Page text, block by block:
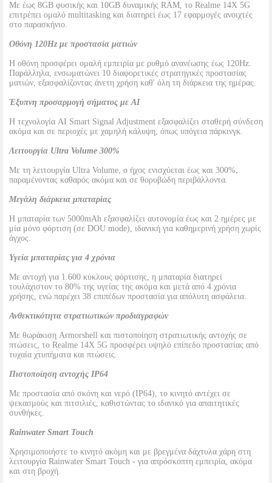
Με έως 8GB φυσικής και 10GB δυναμικής RAM, το Realme 14X 5G
επιτρέπει ομαλό multitasking και διατηρεί έως 17 εφαρμογές ανοιχτές
στο παρασκήνιο.
Οθόνη 120Hz με προστασία ματιών
Η οθόνη προσφέρει ομαλή εμπειρία με ρυθμό ανανέωσης έως 120Hz.
Παράλληλα, ενσωματώνει 10 διαφορετικές στρατηγικές προστασίας
ματιών, εξασφαλίζοντας άνετη χρήση καθ' όλη τη διάρκεια της ημέρας.
Έξυπνη προσαρμογή σήματος με AI
Η τεχνολογία AI Smart Signal Adjustment εξασφαλίζει σταθερή σύνδεση
ακόμα και σε περιοχές με χαμηλή κάλυψη, όπως υπόγεια πάρκινγκ.
Λειτουργία Ultra Volume 300%
Με τη λειτουργία Ultra Volume, ο ήχος ενισχύεται έως και 300%,
παραμένοντας καθαρός ακόμα και σε θορυβώδη περιβάλλοντα.
Μεγάλη διάρκεια μπαταρίας
Η μπαταρία των 5000mAh εξασφαλίζει αυτονομία έως και 2 ημέρες με
μία μόνο φόρτιση (σε DOU mode), ιδανική για καθημερινή χρήση χωρίς
άγχος.
Υγεία μπαταρίας για 4 χρόνια
Με αντοχή για 1.600 κύκλους φόρτισης, η μπαταρία διατηρεί
τουλάχιστον το 80% της υγείας της ακόμα και μετά από 4 χρόνια
χρήσης, ενώ παρέχει 38 επιπέδων προστασία για απόλυτη ασφάλεια.
Ανθεκτικότητα στρατιωτικών προδιαγραφών
Με θωράκιση Armorshell και πιστοποίηση στρατιωτικής αντοχής σε
πτώσεις, το Realme 14X 5G προσφέρει υψηλό επίπεδο προστασίας από
τυχαία χτυπήματα και πτώσεις.
Πιστοποίηση αντοχής IP64
Με προστασία από σκόνη και νερό (IP64), το κινητό αντέχει σε
ψεκασμούς και πιτσιλιές, καθιστώντας το ιδανικό για απαιτητικές
συνθήκες.
Rainwater Smart Touch
Χρησιμοποιήστε το κινητό ακόμη και με βρεγμένα δάχτυλα χάρη στη
λειτουργία Rainwater Smart Touch - για απρόσκοπτη εμπειρία, ακόμα
και στη βροχή.